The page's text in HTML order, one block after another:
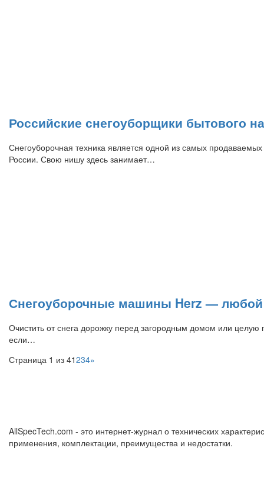
Российские снегоуборщики бытового
Снегоуборочная техника является одной из самых
России. Свою нишу здесь занимает…
Снегоуборочные машины Herz — любой
Очистить от снега дорожку перед загородным домом или
если…
Страница 1 из 41234»
AllSpecTech.com - это интернет-журнал о технических
применения, комплектации, преимущества и недостатки.